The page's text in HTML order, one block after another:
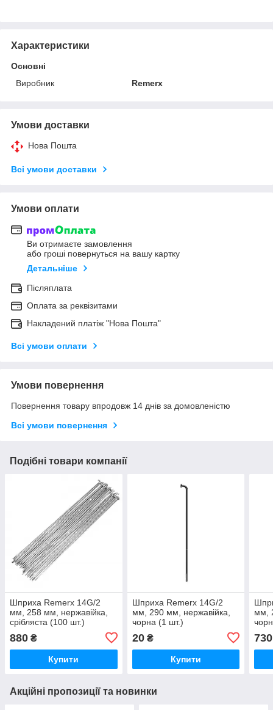
Характеристики
Основні
Виробник
Remerx
Умови доставки
Нова Пошта
Всі умови доставки
Умови оплати
Ви отримаєте замовлення
або гроші повернуться на вашу картку
Детальніше
Післяплата
Оплата за реквізитами
Накладений платіж "Нова Пошта"
Всі умови оплати
Умови повернення
Повернення товару впродовж 14 днів за домовленістю
Всі умови повернення
Подібні товари компанії
Шприха Remerx 14G/2
мм, 258 мм, нержавійка,
срібляста (100 шт.)
880 ₴
Купити
Шприха Remerx 14G/2
мм, 290 мм, нержавійка,
чорна (1 шт.)
20₴
Купити
мм,
730
Акційні пропозиції та новинки